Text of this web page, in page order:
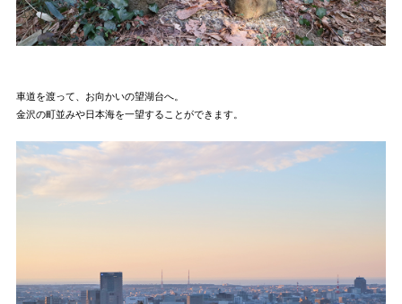
車道を渡って、お向かいの望湖台へ。
金沢の町並みや日本海を一望することができます。